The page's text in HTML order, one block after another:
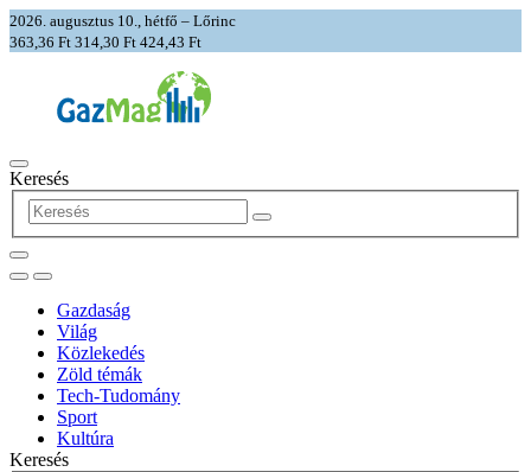
2026. augusztus 10., hétfő – Lőrinc
363,36 Ft 314,30 Ft 424,43 Ft
Keresés
Gazdaság
Világ
Közlekedés
Zöld témák
Tech-Tudomány
Sport
Kultúra
Keresés